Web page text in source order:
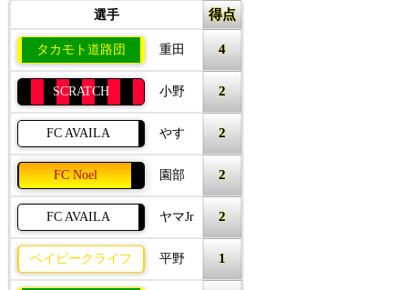
選手 得点
タカモト道路団 重田 4
SCRATCH 小野 2
FC AVAILA やす 2
FC Noel 園部 2
FC AVAILA ヤマJr 2
ベイビークライフ 平野 1